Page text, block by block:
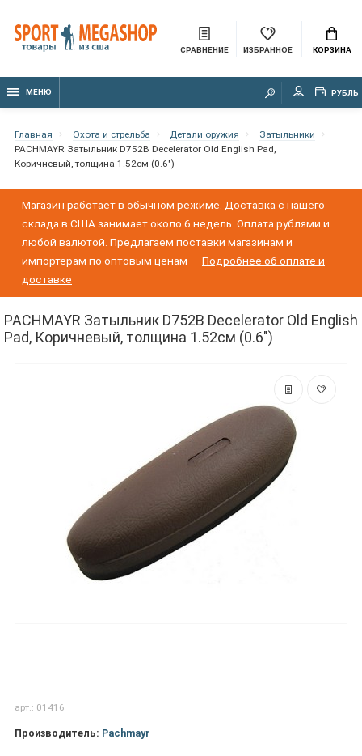
СРАВНЕНИЕ ИЗБРАННОЕ КОРЗИНА
МЕНЮ РУБЛЬ
Главная Охота и стрельба Детали оружия
Затыльники
PACHMAYR Затыльник D752B Decelerator Old English Pad,
Коричневый, толщина 1.52см (0.6")
Магазин работает в обычном режиме. Доставка с нашего
склада в США занимает около 6 недель. Оплата рублями и
любой валютой. Предлагаем поставки магазинам и
импортерам по оптовым ценам
Подробнее об оплате и
доставке
PACHMAYR Затыльник D752B Decelerator Old English
Pad, Коричневый, толщина 1.52см (0.6")
арт.: 01416
Производитель: Pachmayr